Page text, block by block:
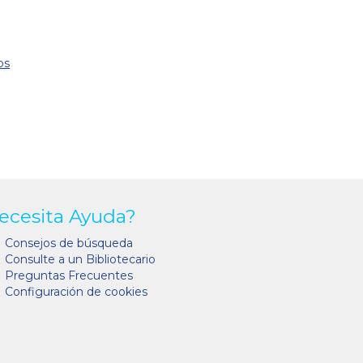
Ayuda?
Consejos de búsqueda
Consulte a un Bibliotecario
Preguntas Frecuentes
Configuración de cookies